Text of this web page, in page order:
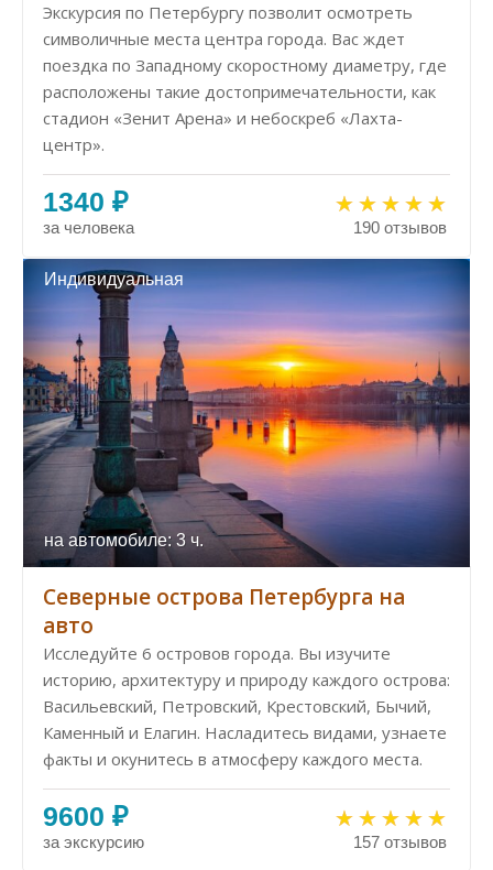
Экскурсия по Петербургу позволит осмотреть
символичные места центра города. Вас ждет
поездка по Западному скоростному диаметру, где
расположены такие достопримечательности, как
стадион «Зенит Арена» и небоскреб «Лахта-
центр».
1340 ₽
за человека 190 отзывов
Индивидуальная
на автомобиле: 3 ч.
Северные острова Петербурга на
авто
Исследуйте 6 островов города. Вы изучите
историю, архитектуру и природу каждого острова:
Васильевский, Петровский, Крестовский, Бычий,
Каменный и Елагин. Насладитесь видами, узнаете
факты и окунитесь в атмосферу каждого места.
9600 ₽
за экскурсию 157 отзывов